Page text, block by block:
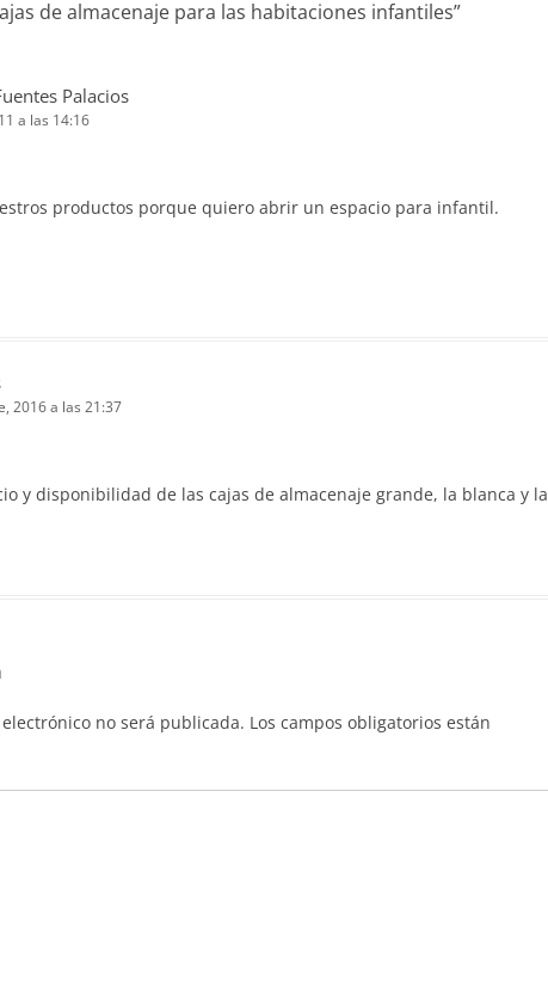
de almacenaje para las habitaciones infantiles”
Palacios
a las 14:16
productos porque quiero abrir un espacio para infantil.
2016 a las 21:37
y disponibilidad de las cajas de almacenaje grande, la blanca y la
no será publicada. Los campos obligatorios están